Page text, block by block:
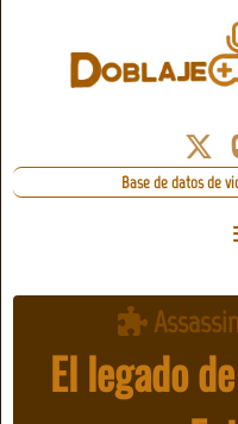
Base de datos de
El legado